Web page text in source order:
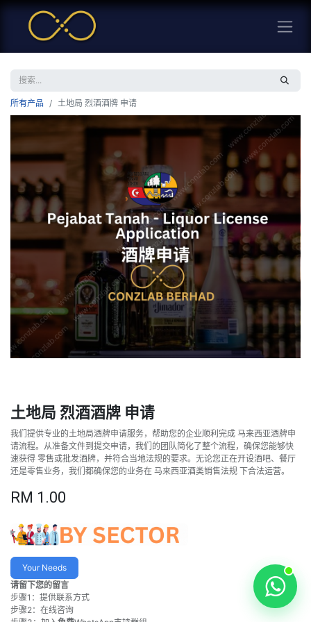
所有产品 土地局 烈酒酒牌 申请
土地局 烈酒酒牌 申请
我们提供专业的土地局酒牌申请服务，帮助您的企业顺利完成 马来西亚酒牌申
请流程。从准备文件到提交申请，我们的团队简化了整个流程，确保您能够快
速获得 零售或批发酒牌，并符合当地法规的要求。无论您正在开设酒吧、餐厅
还是零售业务，我们都确保您的业务在 马来西亚酒类销售法规 下合法运营。
RM 1.00
Your Needs
请留下您的留言
步骤1：提供联系方式
步骤2：在线咨询